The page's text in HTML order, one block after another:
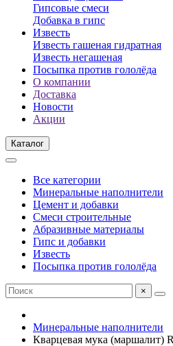
Гипсовые смеси
Добавка в гипс
Известь
Известь гашеная гидратная
Известь негашеная
Посыпка против гололёда
О компании
Доставка
Новости
Акции
Каталог
Все категории
Минеральные наполнители
Цемент и добавки
Смеси строительные
Абразивные материалы
Гипс и добавки
Известь
Посыпка против гололёда
×
Минеральные наполнители
Кварцевая мука (маршалит)